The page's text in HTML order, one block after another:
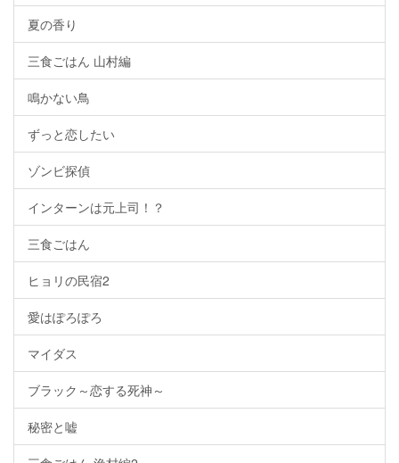
夏の香り
三食ごはん 山村編
鳴かない鳥
ずっと恋したい
ゾンビ探偵
インターンは元上司！？
三食ごはん
ヒョリの民宿2
愛はぽろぽろ
マイダス
ブラック～恋する死神～
秘密と嘘